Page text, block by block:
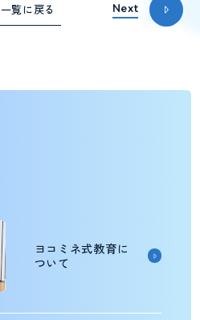
一覧に戻る Next
ヨコミネ式教育に
ついて